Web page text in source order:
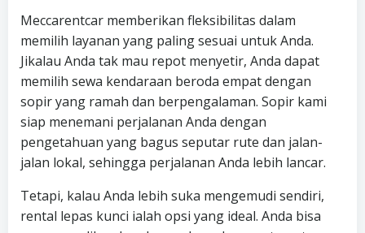
Meccarentcar memberikan fleksibilitas dalam
memilih layanan yang paling sesuai untuk Anda.
Jikalau Anda tak mau repot menyetir, Anda dapat
memilih sewa kendaraan beroda empat dengan
sopir yang ramah dan berpengalaman. Sopir kami
siap menemani perjalanan Anda dengan
pengetahuan yang bagus seputar rute dan jalan-
jalan lokal, sehingga perjalanan Anda lebih lancar.
Tetapi, kalau Anda lebih suka mengemudi sendiri,
rental lepas kunci ialah opsi yang ideal. Anda bisa